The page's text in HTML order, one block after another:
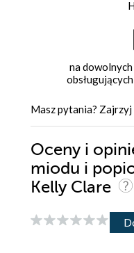
na
Masz pytania? Zajrzyj
Oceny i
miodu i
Kelly Clare